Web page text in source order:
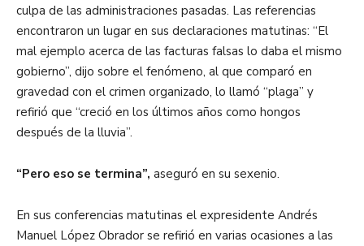
culpa de las administraciones pasadas. Las referencias
encontraron un lugar en sus declaraciones matutinas: “El
mal ejemplo acerca de las facturas falsas lo daba el mismo
gobierno”, dijo sobre el fenómeno, al que comparó en
gravedad con el crimen organizado, lo llamó “plaga” y
refirió que “creció en los últimos años como hongos
después de la lluvia”.
“Pero eso se termina”, aseguró en su sexenio.
En sus conferencias matutinas el expresidente Andrés
Manuel López Obrador se refirió en varias ocasiones a las